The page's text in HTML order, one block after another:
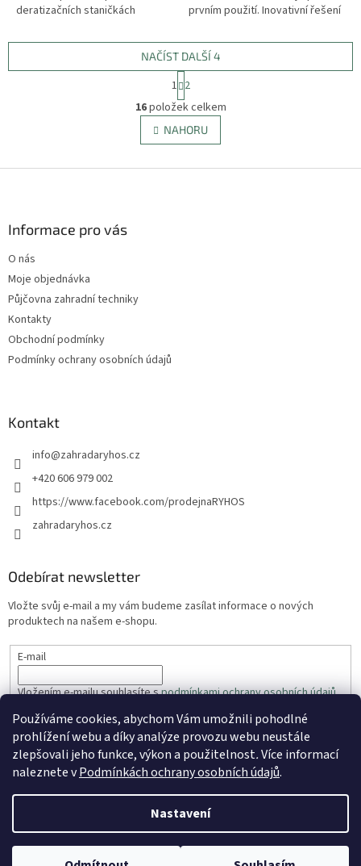
Používáme cookies, abychom Vám umožnili pohodlné
prohlížení webu a díky analýze provozu webu neustále
zlepšovali jeho funkce, výkon a použitelnost.Více informací
naleznete vPodmínkách ochrany osobních údajů.
Nastavení
deratizačních staničkách
prvním použití. Inovativní řešení
sáčcích zabraňuje...
O
v
l
á
NAČÍST DALŠÍ 4
t
r
á
n
k
v
1 2
16položek celkem
NAHORU
Informace pro vás
O nás
Moje objednávka
Půjčovna zahradní techniky
Kontakty
Obchodní podmínky
Podmínky ochrany osobních údajů
Kontakt
info@zahradaryhos.cz
+420 606 979 002
https://www.facebook.com/prodejnaRYHOS
zahradaryhos.cz
Odebírat newsletter
Vložte svůj e-mail a my vám budeme zasílat informace o nových
produktech na našem e-shopu.
E-mail
Vložením e-mailu souhlasíte spodmínkami ochrany osobních údajů
PŘIHLÁSIT SE
Copyright 2026ZahradaRyhos.cz. Všechna práva vyhrazena.